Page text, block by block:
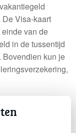
Visa-kaart
van de
in de tussentijd
Bovendien kun je